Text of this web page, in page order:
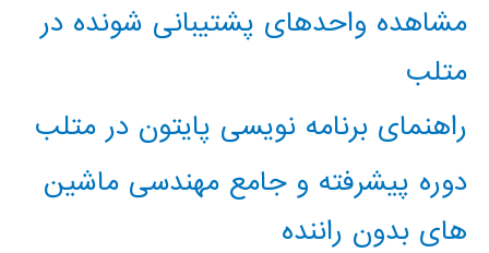
مشاهده واحدهای پشتیبانی شونده در
متلب
راهنمای برنامه نویسی پایتون در متلب
دوره پیشرفته و جامع مهندسی ماشین
های بدون راننده